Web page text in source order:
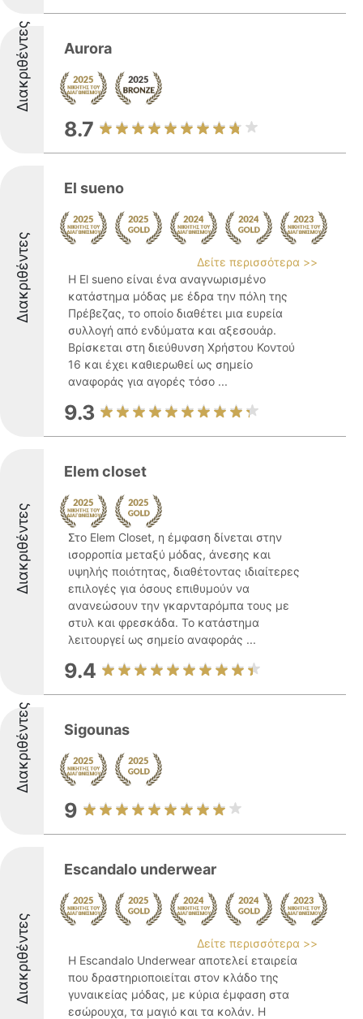
Διακριθέντες Aurora
8.7
Διακριθέντες
El sueno
Δείτε περισσότερα >>
Η El sueno είναι ένα αναγνωρισμένο
κατάστημα μόδας με έδρα την πόλη της
Πρέβεζας, το οποίο διαθέτει μια ευρεία
συλλογή από ενδύματα και αξεσουάρ.
Βρίσκεται στη διεύθυνση Χρήστου Κοντού
16 και έχει καθιερωθεί ως σημείο
αναφοράς για αγορές τόσο ...
9.3
Διακριθέντες
Elem closet
Στο Elem Closet, η έμφαση δίνεται στην
ισορροπία μεταξύ μόδας, άνεσης και
υψηλής ποιότητας, διαθέτοντας ιδιαίτερες
επιλογές για όσους επιθυμούν να
ανανεώσουν την γκαρνταρόμπα τους με
στυλ και φρεσκάδα. Το κατάστημα
λειτουργεί ως σημείο αναφοράς ...
9.4
Διακριθέντες Sigounas
9
Διακριθέντες
Escandalo underwear
Δείτε περισσότερα >>
Η Escandalo Underwear αποτελεί εταιρεία
που δραστηριοποιείται στον κλάδο της
γυναικείας μόδας, με κύρια έμφαση στα
εσώρουχα, τα μαγιό και τα κολάν. Η